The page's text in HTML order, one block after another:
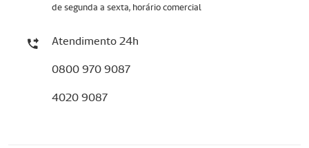
de segunda a sexta, horário comercial
Atendimento 24h
0800 970 9087
4020 9087